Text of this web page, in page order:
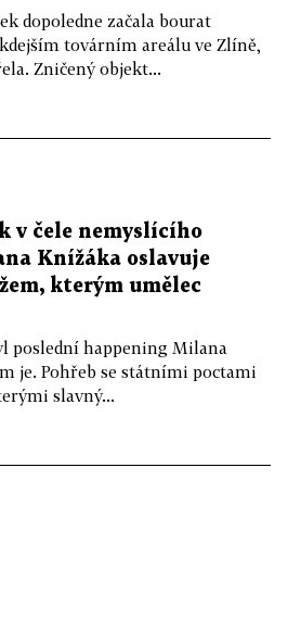
dopoledne začala bourat
továrním areálu ve Zlíně,
Zničený objekt...
v čele nemyslícího
Knížáka oslavuje
kterým umělec
poslední happening Milana
je. Pohřeb se státními poctami
slavný...